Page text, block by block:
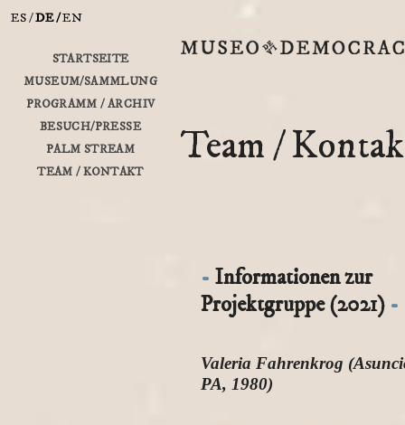
ES DE EN
STARTSEITE
MUSEUM/SAMMLUNG
PROGRAMM / ARCHIV
BESUCH/PRESSE
PALM STREAM
TEAM / KONTAKT
Team /
Informationen zur
Projektgruppe (2021)
Valeria Fahrenkrog
PA, 1980)